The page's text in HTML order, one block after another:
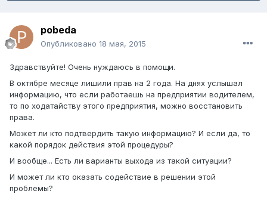
pobeda
Опубликовано 18 мая, 2015
Здравствуйте! Очень нуждаюсь в помощи.
В октябре месяце лишили прав на 2 года. На днях услышал
информацию, что если работаешь на предприятии водителем,
то по ходатайству этого предприятия, можно восстановить
права.
Может ли кто подтвердить такую информацию? И если да, то
какой порядок действия этой процедуры?
И вообще... Есть ли варианты выхода из такой ситуации?
И может ли кто оказать содействие в решении этой
проблемы?